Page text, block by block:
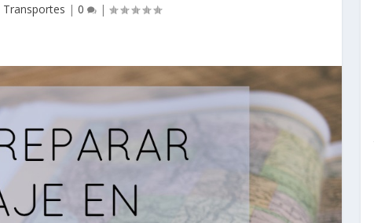
Transportes | 0 |